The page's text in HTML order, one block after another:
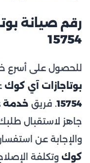
رقم صيانة
15754
للحصول على أسرع
بوتاجازات آي كوك
15754. فريق خدمة
جاهز لاستقبال
والإجابة عن
كوك وتكلفة